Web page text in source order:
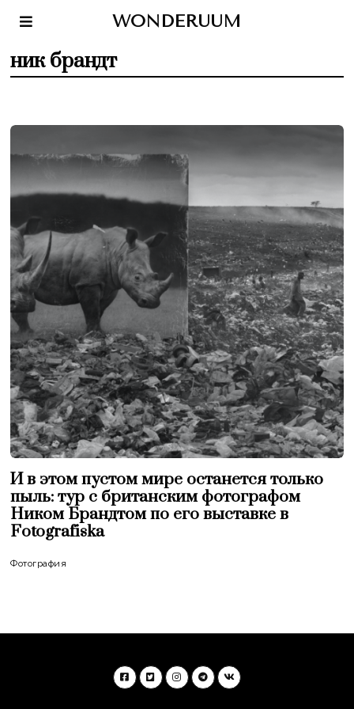
WONDERUUM
ник брандт
И в этом пустом мире останется только
пыль: тур с британским фотографом
Ником Брандтом по его выставке в
Fotografiska
Фотография